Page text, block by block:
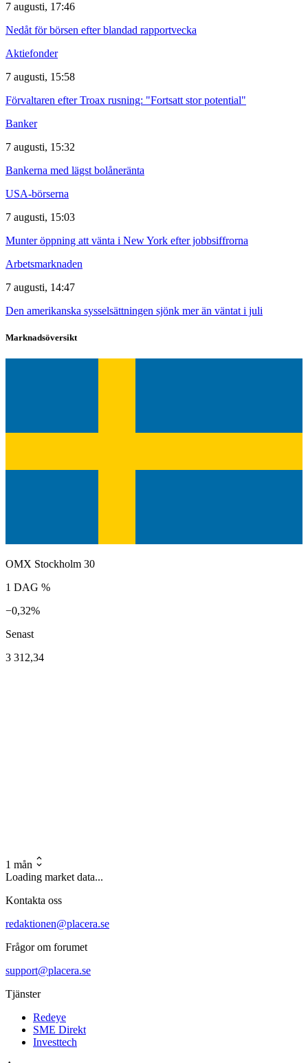
7 augusti, 17:46
Nedåt för börsen efter blandad rapportvecka
Aktiefonder
7 augusti, 15:58
Förvaltaren efter Troax rusning: "Fortsatt stor potential"
Banker
7 augusti, 15:32
Bankerna med lägst bolåneränta
USA-börserna
7 augusti, 15:03
Munter öppning att vänta i New York efter jobbsiffrorna
Arbetsmarknaden
7 augusti, 14:47
Den amerikanska sysselsättningen sjönk mer än väntat i juli
Marknadsöversikt
OMX Stockholm 30
1 DAG %
−0,32%
Senast
3 312,34
1 mån
Loading market data...
Kontakta oss
redaktionen@placera.se
Frågor om forumet
support@placera.se
Tjänster
Redeye
SME Direkt
Investtech